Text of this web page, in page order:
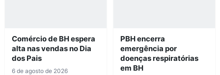
Comércio de BH espera
alta nas vendas no Dia
dos Pais
6 de agosto de 2026
PBH encerra
emergência por
doenças respiratórias
em BH